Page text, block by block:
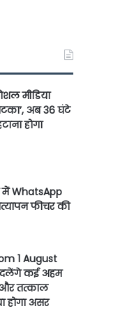
मीडिया
अब 36 घंटे
होगा
WhatsApp
फीचर की
1 August
कई अहम
और तत्काल
होगा असर